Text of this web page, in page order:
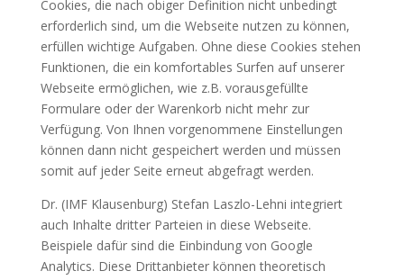
Cookies, die nach obiger Definition nicht unbedingt
erforderlich sind, um die Webseite nutzen zu können,
erfüllen wichtige Aufgaben. Ohne diese Cookies stehen
Funktionen, die ein komfortables Surfen auf unserer
Webseite ermöglichen, wie z.B. vorausgefüllte
Formulare oder der Warenkorb nicht mehr zur
Verfügung. Von Ihnen vorgenommene Einstellungen
können dann nicht gespeichert werden und müssen
somit auf jeder Seite erneut abgefragt werden.
Dr. (IMF Klausenburg) Stefan Laszlo-Lehni integriert
auch Inhalte dritter Parteien in diese Webseite.
Beispiele dafür sind die Einbindung von Google
Analytics. Diese Drittanbieter können theoretisch